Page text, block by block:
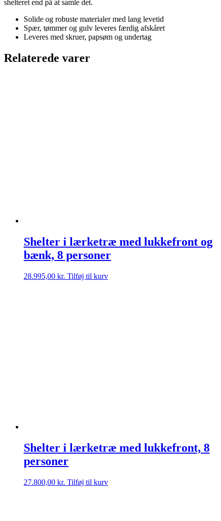
shelteret end på at samle det.
Solide og robuste materialer med lang levetid
Spær, tømmer og gulv leveres færdig afskåret
Leveres med skruer, papsøm og undertag
Relaterede varer
Shelter i lærketræ med lukkefront og
bænk, 8 personer
28.995,00 kr. Tilføj til kurv
Shelter i lærketræ med lukkefront, 8
personer
27.800,00 kr. Tilføj til kurv